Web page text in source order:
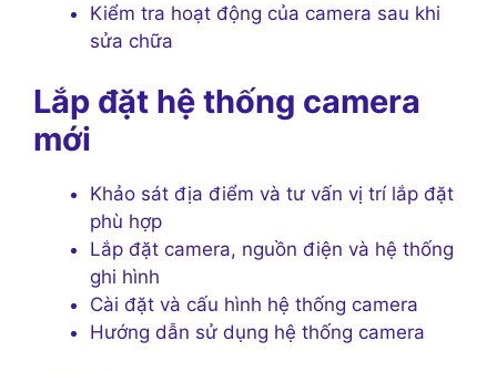
Kiểm tra hoạt động của camera sau khi
sửa chữa
Lắp đặt hệ thống camera
mới
Khảo sát địa điểm và tư vấn vị trí lắp đặt
phù hợp
Lắp đặt camera, nguồn điện và hệ thống
ghi hình
Cài đặt và cấu hình hệ thống camera
Hướng dẫn sử dụng hệ thống camera